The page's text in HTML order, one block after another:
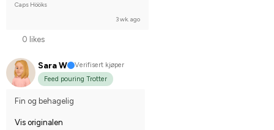
Caps Hööks
3 wk. ago
0 likes
Sara W
Verifisert kjøper
Feed pouring Trotter
Fin og behagelig
Vis originalen